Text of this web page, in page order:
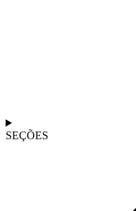
SEÇÕES